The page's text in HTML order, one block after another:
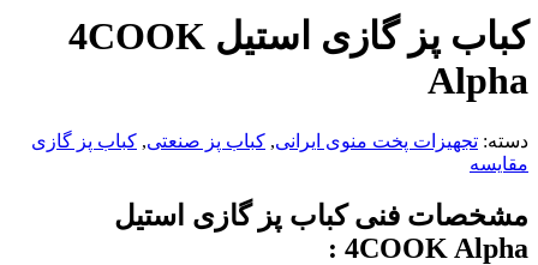
کباب پز گازی استیل 4COOK
Alpha
دسته: تجهیزات پخت منوی ایرانی, کباب پز صنعتی, کباب پز گازی
مقایسه
مشخصات فنی کباب پز گازی استیل
4COOK Alpha
: